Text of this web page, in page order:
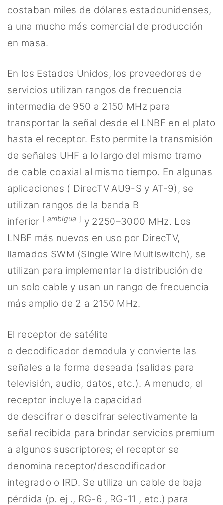
costaban miles de dólares estadounidenses,
a una mucho más comercial de producción
en masa.
En los Estados Unidos, los proveedores de
servicios utilizan rangos de frecuencia
intermedia de 950 a 2150 MHz para
transportar la señal desde el LNBF en el plato
hasta el receptor. Esto permite la transmisión
de señales UHF a lo largo del mismo tramo
de cable coaxial al mismo tiempo. En algunas
aplicaciones ( DirecTV AU9-S y AT-9), se
utilizan rangos de la banda B
inferior [ ambigua ] y 2250–3000 MHz. Los
LNBF más nuevos en uso por DirecTV,
llamados SWM (Single Wire Multiswitch), se
utilizan para implementar la distribución de
un solo cable y usan un rango de frecuencia
más amplio de 2 a 2150 MHz.
El receptor de satélite
o decodificador demodula y convierte las
señales a la forma deseada (salidas para
televisión, audio, datos, etc.). A menudo, el
receptor incluye la capacidad
de descifrar o descifrar selectivamente la
señal recibida para brindar servicios premium
a algunos suscriptores; el receptor se
denomina receptor/descodificador
integrado o IRD. Se utiliza un cable de baja
pérdida (p. ej ., RG-6 , RG-11 , etc.) para